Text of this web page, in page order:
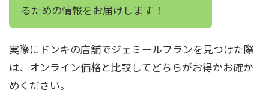
るための情報をお届けします！
実際にドンキの店舗でジェミールフランを見つけた際
は、オンライン価格と比較してどちらがお得かお確か
めください。